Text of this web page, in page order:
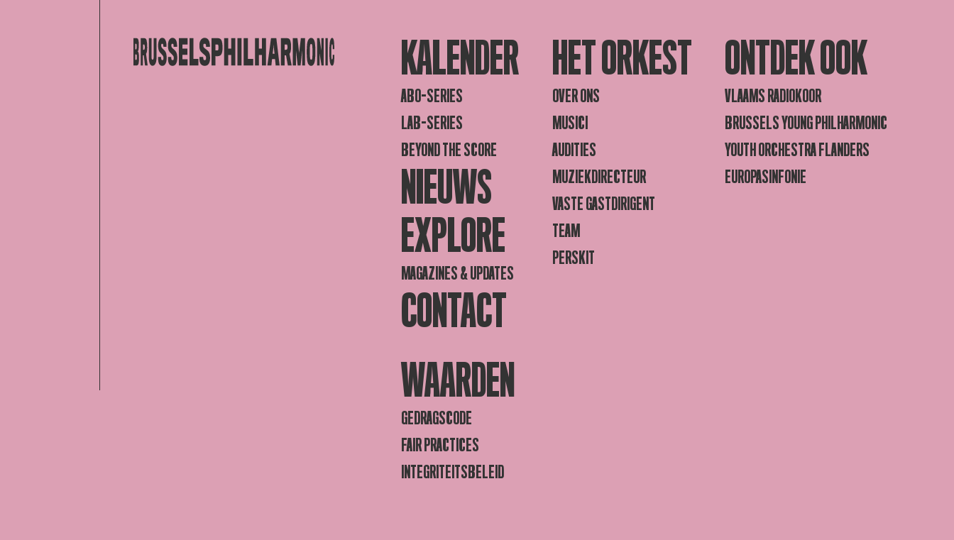
KALENDER
ABO-SERIES
LAB-SERIES
BEYOND THE SCORE
NIEUWS
EXPLORE
MAGAZINES & UPDATES
CONTACT
HET ORKEST
OVER ONS
MUSICI
AUDITIES
MUZIEKDIRECTEUR
VASTE GASTDIRIGENT
TEAM
PERSKIT
ONTDEK OOK
VLAAMS RADIOKOOR
BRUSSELS YOUNG PHILHARMONIC
YOUTH ORCHESTRA FLANDERS
EUROPASINFONIE
WAARDEN
GEDRAGSCODE
FAIR PRACTICES
INTEGRITEITSBELEID